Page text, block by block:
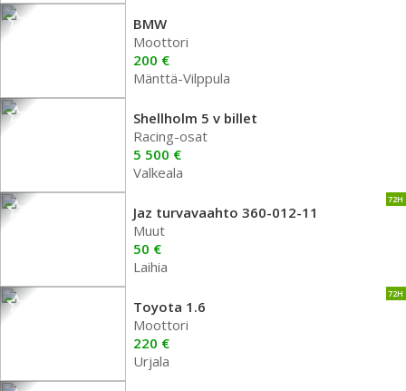
BMW
Moottori
200 €
Mänttä-Vilppula
Shellholm 5 v billet
Racing-osat
5 500 €
Valkeala
72H
Jaz turvavaahto 360-012-11
Muut
50 €
Laihia
72H
Toyota 1.6
Moottori
220 €
Urjala